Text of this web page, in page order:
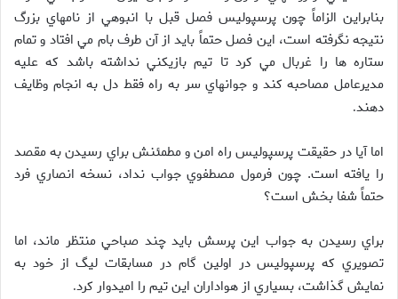
بنابراين الزاماً چون پرسپوليس فصل قبل با انبوهي از نامهاي بزرگ
نتيجه نگرفته است، اين فصل حتماً بايد از آن طرف بام مي افتاد و تمام
ستاره ها را غربال مي کرد تا تيم بازيکني نداشته باشد که عليه
مديرعامل مصاحبه کند و جوانهاي سر به راه فقط دل به انجام وظايف
دهند.
اما آيا در حقيقت پرسپوليس راه امن و مطمئنش براي رسيدن به مقصد
را يافته است. چون فرمول مصطفوي جواب نداد، نسخه انصاري فرد
حتماً شفا بخش است؟
براي رسيدن به جواب اين پرسش بايد چند صباحي منتظر ماند، اما
تصويري که پرسپوليس در اولين گام در مسابقات ليگ از خود به
نمايش گذاشت، بسياري از هواداران اين تيم را اميدوار کرد.